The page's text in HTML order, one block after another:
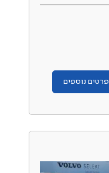
פרטים נוספים